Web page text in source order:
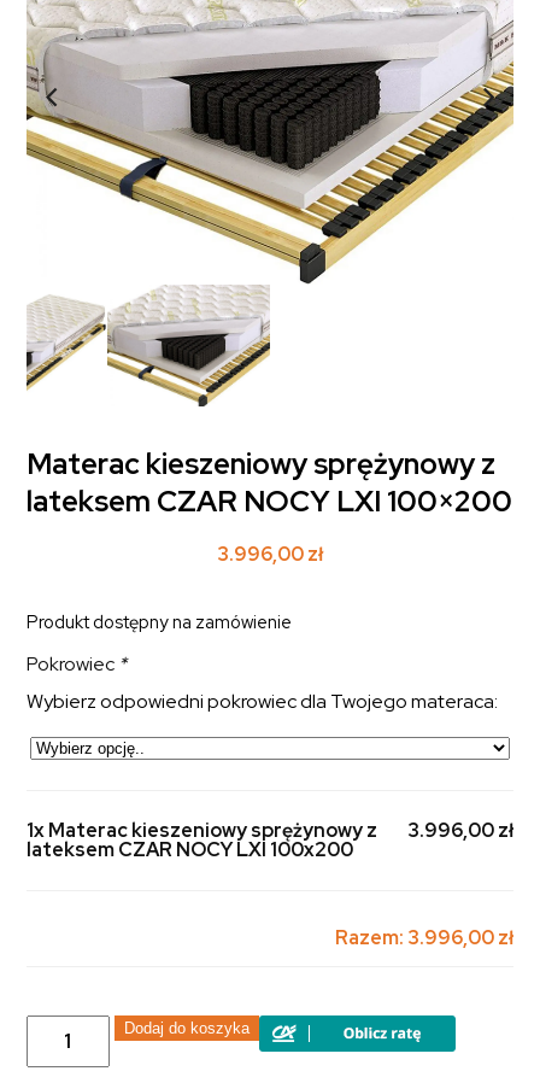
Materac kieszeniowy sprężynowy z
lateksem CZAR NOCY LXI 100×200
3.996,00zł
Produkt dostępny na zamówienie
Pokrowiec *
Wybierz odpowiedni pokrowiec dla Twojego materaca:
1x Materac kieszeniowy sprężynowy z
lateksem CZAR NOCY LXI 100x200
3.996,00 zł
Razem: 3.996,00 zł
ilość
Materac
kieszeniowy
Dodaj do koszyka